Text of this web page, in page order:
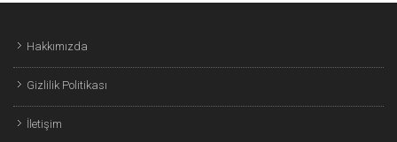
Hakkımızda
Gizlilik Politikası
İletişim